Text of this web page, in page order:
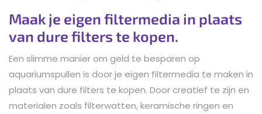
Maak je eigen filtermedia in plaats
van dure filters te kopen.
Een slimme manier om geld te besparen op
aquariumspullen is door je eigen filtermedia te maken in
plaats van dure filters te kopen. Door creatief te zijn en
materialen zoals filterwatten, keramische ringen en